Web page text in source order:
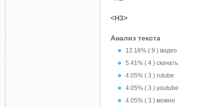
<H3>
Анализ текста
12.16% ( 9 ) видео
5.41% ( 4 ) скачать
4.05% ( 3 ) rutube
4.05% ( 3 ) youtube
4.05% ( 3 ) можно